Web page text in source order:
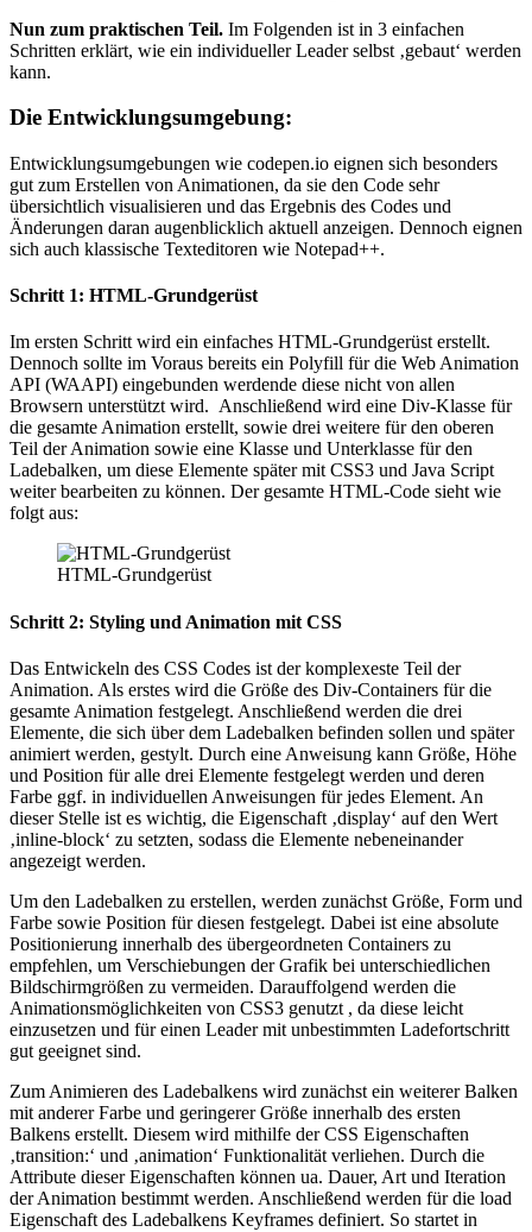
Nun zum praktischen Teil. Im Folgenden ist in 3 einfachen
Schritten erklärt, wie ein individueller Leader selbst ‚gebaut‘ werden
kann.
Die Entwicklungsumgebung:
Entwicklungsumgebungen wie codepen.io eignen sich besonders
gut zum Erstellen von Animationen, da sie den Code sehr
übersichtlich visualisieren und das Ergebnis des Codes und
Änderungen daran augenblicklich aktuell anzeigen. Dennoch eignen
sich auch klassische Texteditoren wie Notepad++.
Schritt 1: HTML-Grundgerüst
Im ersten Schritt wird ein einfaches HTML-Grundgerüst erstellt.
Dennoch sollte im Voraus bereits ein Polyfill für die Web Animation
API (WAAPI) eingebunden werdende diese nicht von allen
Browsern unterstützt wird. Anschließend wird eine Div-Klasse für
die gesamte Animation erstellt, sowie drei weitere für den oberen
Teil der Animation sowie eine Klasse und Unterklasse für den
Ladebalken, um diese Elemente später mit CSS3 und Java Script
weiter bearbeiten zu können. Der gesamte HTML-Code sieht wie
folgt aus:
HTML-Grundgerüst
Schritt 2: Styling und Animation mit CSS
Das Entwickeln des CSS Codes ist der komplexeste Teil der
Animation. Als erstes wird die Größe des Div-Containers für die
gesamte Animation festgelegt. Anschließend werden die drei
Elemente, die sich über dem Ladebalken befinden sollen und später
animiert werden, gestylt. Durch eine Anweisung kann Größe, Höhe
und Position für alle drei Elemente festgelegt werden und deren
Farbe ggf. in individuellen Anweisungen für jedes Element. An
dieser Stelle ist es wichtig, die Eigenschaft ‚display‘ auf den Wert
‚inline-block‘ zu setzten, sodass die Elemente nebeneinander
angezeigt werden.
Um den Ladebalken zu erstellen, werden zunächst Größe, Form und
Farbe sowie Position für diesen festgelegt. Dabei ist eine absolute
Positionierung innerhalb des übergeordneten Containers zu
empfehlen, um Verschiebungen der Grafik bei unterschiedlichen
Bildschirmgrößen zu vermeiden. Darauffolgend werden die
Animationsmöglichkeiten von CSS3 genutzt , da diese leicht
einzusetzen und für einen Leader mit unbestimmten Ladefortschritt
gut geeignet sind.
Zum Animieren des Ladebalkens wird zunächst ein weiterer Balken
mit anderer Farbe und geringerer Größe innerhalb des ersten
Balkens erstellt. Diesem wird mithilfe der CSS Eigenschaften
‚transition:‘ und ‚animation‘ Funktionalität verliehen. Durch die
Attribute dieser Eigenschaften können ua. Dauer, Art und Iteration
der Animation bestimmt werden. Anschließend werden für die load
Eigenschaft des Ladebalkens Keyframes definiert. So startet in